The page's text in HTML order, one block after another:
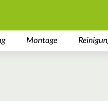
Montage